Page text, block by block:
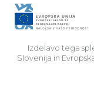
Izdelavo tega
Slovenija in